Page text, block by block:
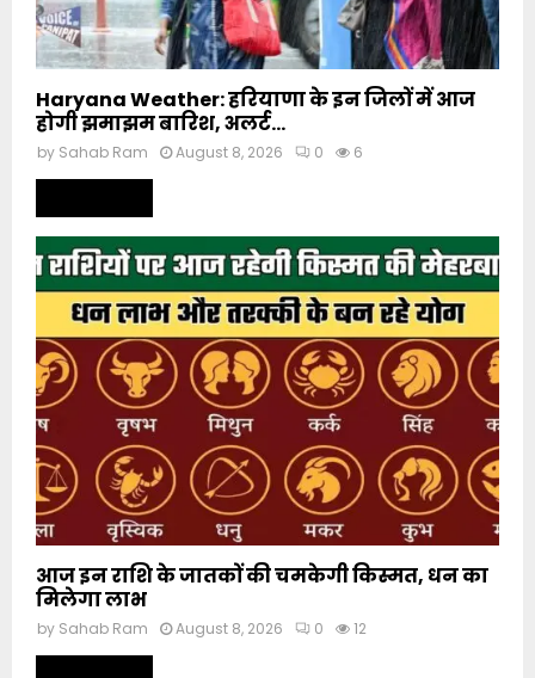
Haryana Weather: हरियाणा के इन जिलों में आज
होगी झमाझम बारिश, अलर्ट...
by Sahab Ram August 8, 2026 0 6
आज इन राशि के जातकों की चमकेगी किस्मत, धन का
मिलेगा लाभ
by Sahab Ram August 8, 2026 0 12